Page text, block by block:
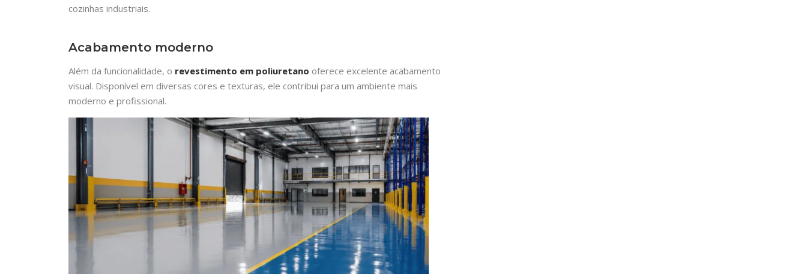
cozinhas industriais.
Acabamento moderno
Além da funcionalidade, o revestimento em poliuretano oferece excelente acabamento
visual. Disponível em diversas cores e texturas, ele contribui para um ambiente mais
moderno e profissional.